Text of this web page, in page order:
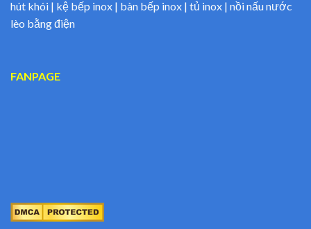
hút khói | kệ bếp inox | bàn bếp inox | tủ inox | nồi nấu nước
lèo bằng điện
FANPAGE